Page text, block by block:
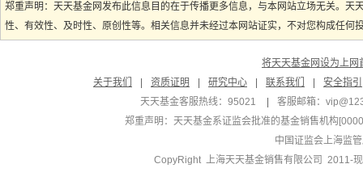
郑重声明：天天基金网发布此信息目的在于传播更多信息，与本网站立场无关。
性、有效性、及时性、原创性等。相关信息并未经过本网站证实，不对您构成任
将天天基金网设为上网
关于我们
资质证明 研究中心 联系我们
安全指引
天天基金客服热线：95021
客服邮箱：
郑重声明： 天天基金系证监会批准的基金销售机构
中国证监会上海监
CopyRight 上海天天基金销售有限公司 2011-